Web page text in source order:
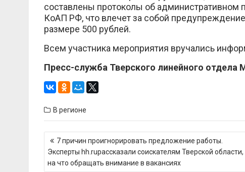
составлены протоколы об административном
КоАП РФ, что влечет за собой
размере 500 рублей.
Всем участника мероприятия вручались
Пресс-служба Тверского линейного отдела
В регионе
Навигация
по
записям
7 причин проигнорировать предложение работы.
Эксперты hh.ruрассказали соискателям Тверской области,
на что обращать внимание в вакансиях